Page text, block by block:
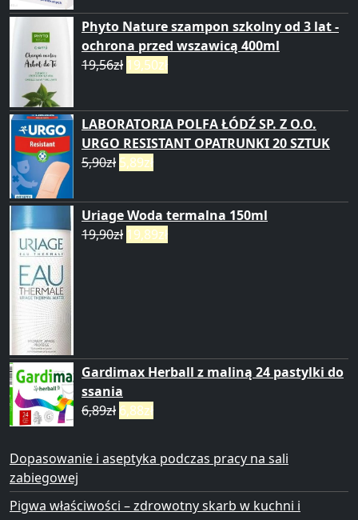
Phyto Nature szampon szkolny od 3 lat -
ochrona przed wszawicą 400ml
19,56zł 19,50zł
LABORATORIA POLFA ŁÓDŹ SP. Z O.O.
URGO RESISTANT OPATRUNKI 20 SZTUK
5,90zł 5,89zł
Uriage Woda termalna 150ml
19,90zł 19,89zł
Gardimax Herball z maliną 24 pastylki do
ssania
6,89zł 6,88zł
Dopasowanie i aseptyka podczas pracy na sali
zabiegowej
Pigwa właściwości – zdrowotny skarb w kuchni i